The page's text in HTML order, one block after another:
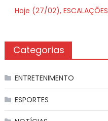
Hoje (27/02), ESCALAÇÕES
Categorias
ENTRETENIMENTO
ESPORTES